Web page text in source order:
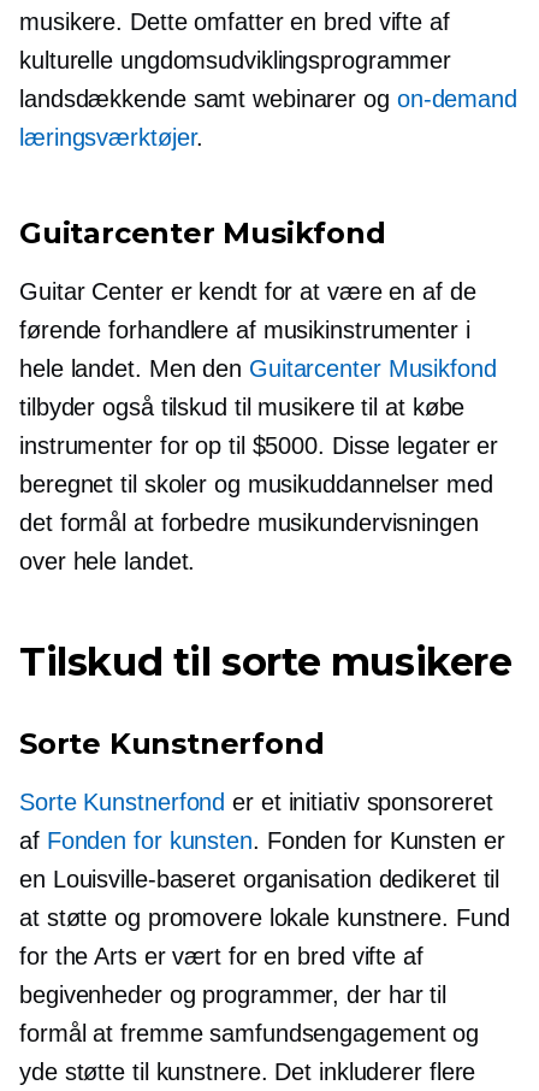
musikere. Dette omfatter en bred vifte af
kulturelle ungdomsudviklingsprogrammer
landsdækkende samt webinarer og on-demand
læringsværktøjer.
Guitarcenter Musikfond
Guitar Center er kendt for at være en af ​​de
førende forhandlere af musikinstrumenter i
hele landet. Men den Guitarcenter Musikfond
tilbyder også tilskud til musikere til at købe
instrumenter for op til $5000. Disse legater er
beregnet til skoler og musikuddannelser med
det formål at forbedre musikundervisningen
over hele landet.
Tilskud til sorte musikere
Sorte Kunstnerfond
Sorte Kunstnerfond er et initiativ sponsoreret
af Fonden for kunsten. Fonden for Kunsten er
en Louisville-baseretorganisation dedikeret til
at støtte og promovere lokale kunstnere. Fund
for the Arts er vært for en bred vifte af
begivenheder og programmer, der har til
formål at fremme samfundsengagement og
yde støtte til kunstnere. Det inkluderer flere